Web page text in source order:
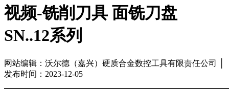
视频-铣削刀具 面铣刀盘
SN..12系列
网站编辑：沃尔德（嘉兴）硬质合金数控工具有限责任公司 │
发布时间：2023-12-05